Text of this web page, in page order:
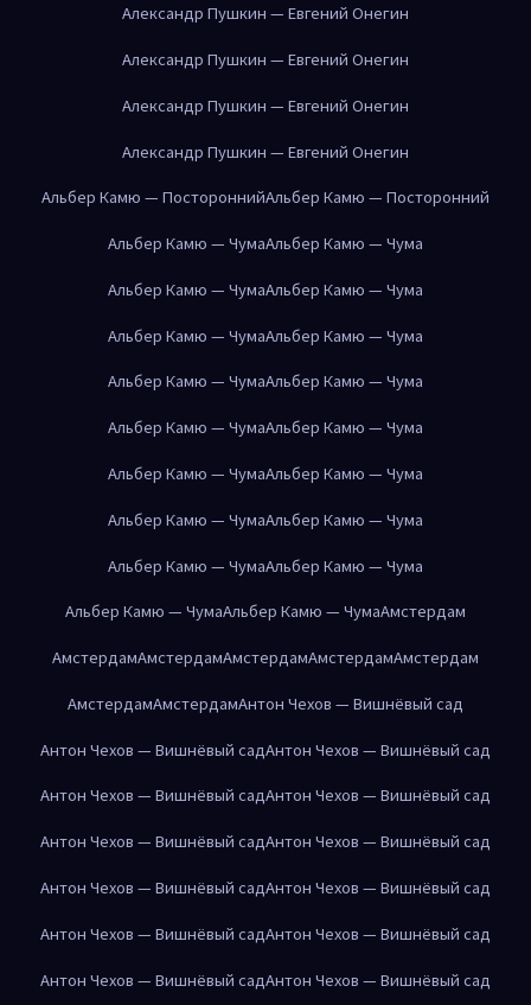
Александр Пушкин — Евгений Онегин
Александр Пушкин — Евгений Онегин
Александр Пушкин — Евгений Онегин
Александр Пушкин — Евгений Онегин
Альбер Камю — ПостороннийАльбер Камю — Посторонний
Альбер Камю — ЧумаАльбер Камю — Чума
Альбер Камю — ЧумаАльбер Камю — Чума
Альбер Камю — ЧумаАльбер Камю — Чума
Альбер Камю — ЧумаАльбер Камю — Чума
Альбер Камю — ЧумаАльбер Камю — Чума
Альбер Камю — ЧумаАльбер Камю — Чума
Альбер Камю — ЧумаАльбер Камю — Чума
Альбер Камю — ЧумаАльбер Камю — Чума
Альбер Камю — ЧумаАльбер Камю — ЧумаАмстердам
АмстердамАмстердамАмстердамАмстердамАмстердам
АмстердамАмстердамАнтон Чехов — Вишнёвый сад
Антон Чехов — Вишнёвый садАнтон Чехов — Вишнёвый сад
Антон Чехов — Вишнёвый садАнтон Чехов — Вишнёвый сад
Антон Чехов — Вишнёвый садАнтон Чехов — Вишнёвый сад
Антон Чехов — Вишнёвый садАнтон Чехов — Вишнёвый сад
Антон Чехов — Вишнёвый садАнтон Чехов — Вишнёвый сад
Антон Чехов — Вишнёвый садАнтон Чехов — Вишнёвый сад